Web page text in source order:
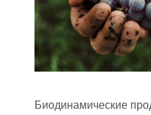
Биодинамические